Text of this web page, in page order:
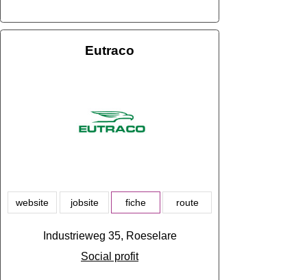
Eutraco
website jobsite fiche route
Industrieweg 35, Roeselare
Social profit